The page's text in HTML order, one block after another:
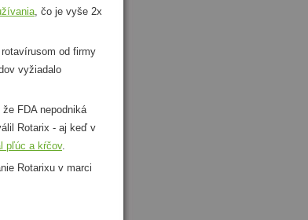
, čo je vyše 2x
od firmy
vyžiadalo
FDA nepodniká
Rotarix - aj keď v
pľúc a kŕčov.
Rotarixu v marci